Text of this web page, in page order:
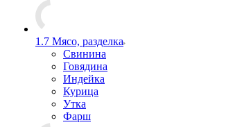
1.7 Мясо, разделка
Свинина
Говядина
Индейка
Курица
Утка
Фарш